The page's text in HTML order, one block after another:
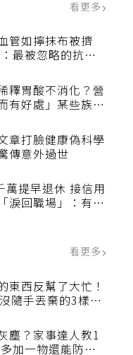
看更多
管如擰抹布被擠
最被忽略的抗老
釋胃酸不消化？營
有好處」某些族群
章打臉健康偽科學
傳意外過世
萬提早退休 接信用
淚回職場」：有錢
東西反幫了大忙！
沒隨手丟棄的3樣物
塵？家事達人教1